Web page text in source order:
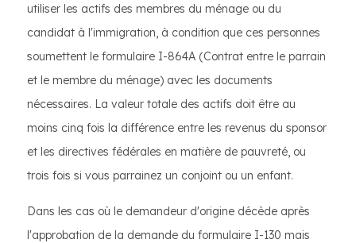
utiliser les actifs des membres du ménage ou du
candidat à l'immigration, à condition que ces personnes
soumettent le formulaire I-864A (Contrat entre le parrain
et le membre du ménage) avec les documents
nécessaires. La valeur totale des actifs doit être au
moins cinq fois la différence entre les revenus du sponsor
et les directives fédérales en matière de pauvreté, ou
trois fois si vous parrainez un conjoint ou un enfant.
Dans les cas où le demandeur d'origine décède après
l'approbation de la demande du formulaire I-130 mais